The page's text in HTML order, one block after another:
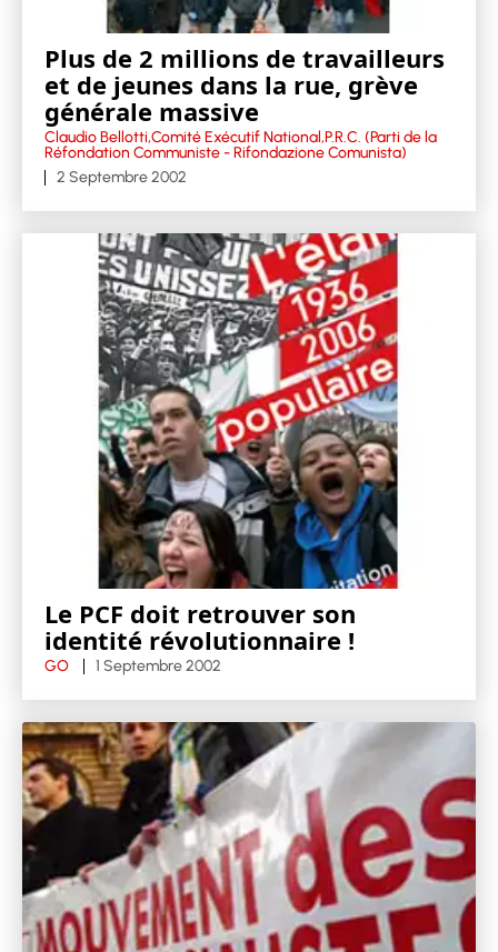
Plus de 2 millions de travailleurs
et de jeunes dans la rue, grève
générale massive
Claudio Bellotti,Comité Exécutif National,P.R.C. (Parti de la
Réfondation Communiste - Rifondazione Comunista)
2 Septembre 2002
Le PCF doit retrouver son
identité révolutionnaire !
GO 1 Septembre 2002